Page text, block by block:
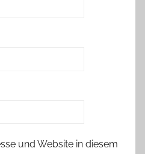
und Website in diesem